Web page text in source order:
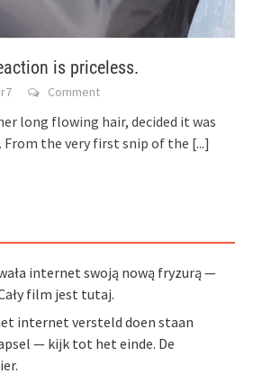
is priceless.
Comment
long flowing hair, decided it was
From the very first snip of the [...]
internet swoją nową fryzurą —
film jest tutaj.
internet versteld doen staan
— kijk tot het einde. De